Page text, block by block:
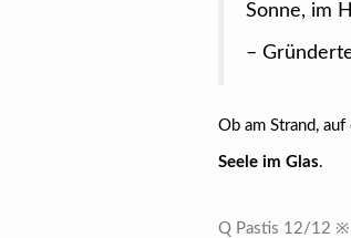
Sonne, im
–
Ob am Strand,
Seele im Glas.
Q Pastis 12/12 ※